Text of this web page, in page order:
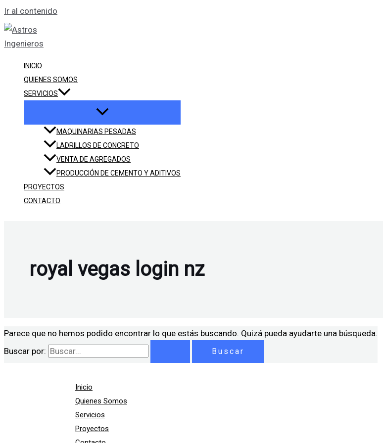
Ir al contenido
INICIO
QUIENES SOMOS
SERVICIOS
MAQUINARIAS PESADAS
LADRILLOS DE CONCRETO
VENTA DE AGREGADOS
PRODUCCIÓN DE CEMENTO Y ADITIVOS
PROYECTOS
CONTACTO
royal vegas login nz
Parece que no hemos podido encontrar lo que estás buscando. Quizá pueda ayudarte una búsqueda.
Buscar por:
Inicio
Quienes Somos
Servicios
Proyectos